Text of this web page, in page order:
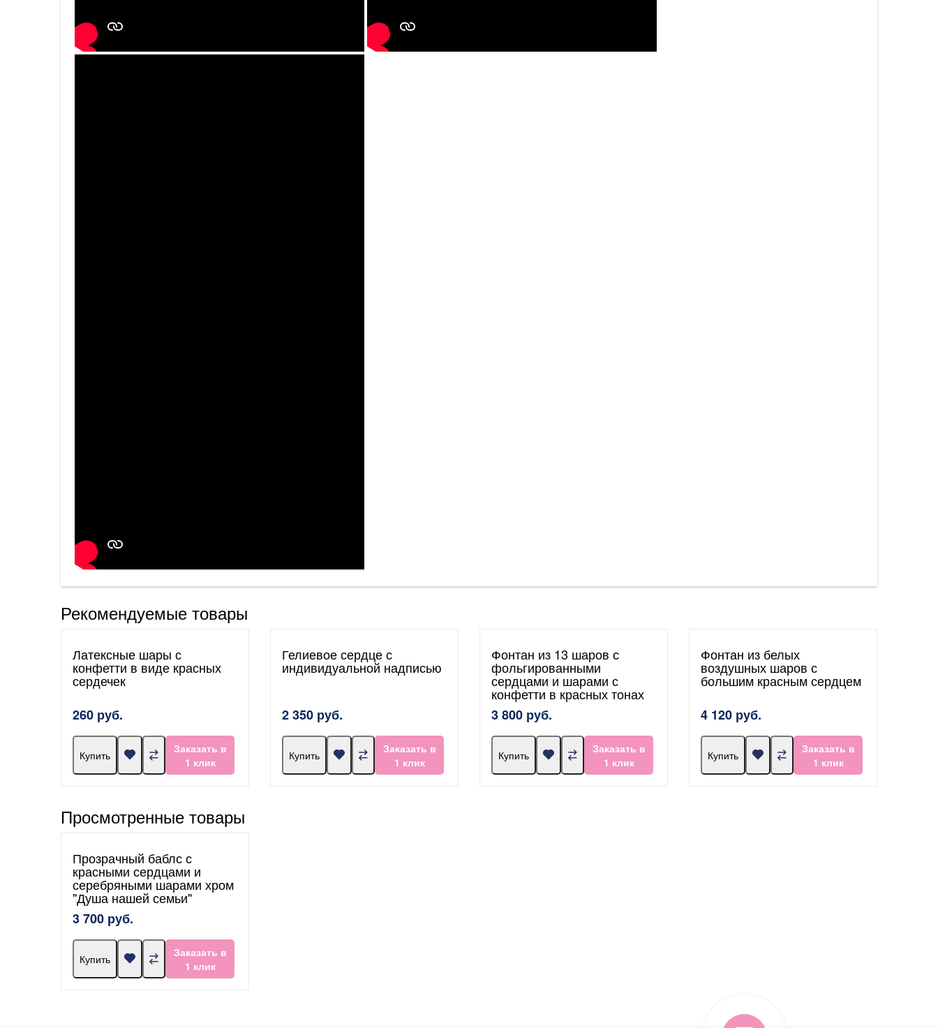
Рекомендуемые товары
Латексные шары с
конфетти в виде красных
сердечек
260 руб.
Купить
Заказать в
1 клик
Гелиевое сердце с
индивидуальной надписью
2 350 руб.
Купить
Заказать в
1 клик
Фонтан из 13 шаров с
фольгированными
сердцами и шарами с
конфетти в красных тонах
3 800 руб.
Купить
Заказать в
1 клик
Фонтан из белых
воздушных шаров с
большим красным сердцем
4 120 руб.
Купить
Заказать в
1 клик
Просмотренные товары
Прозрачный баблс с
красными сердцами и
серебряными шарами хром
"Душа нашей семьи"
3 700 руб.
Купить
Заказать в
1 клик